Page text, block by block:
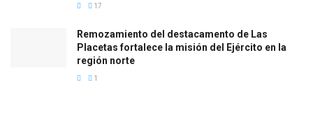
17
Remozamiento del destacamento de Las
Placetas fortalece la misión del Ejército en la
región norte
1